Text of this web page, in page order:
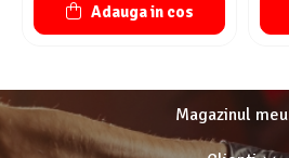
Adauga in cos
Magazinul meu